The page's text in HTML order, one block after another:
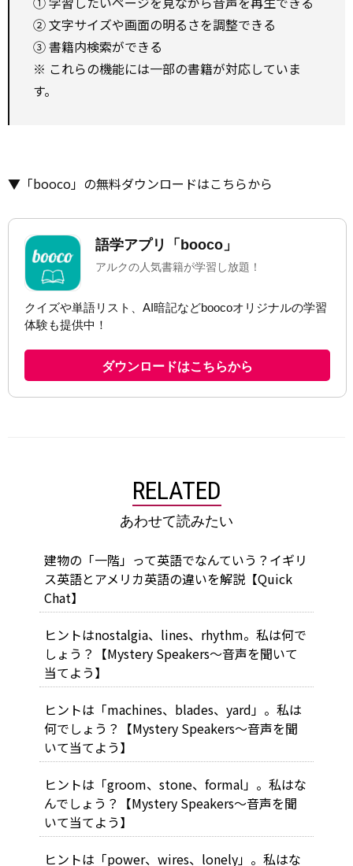
② 文字サイズや画面の明るさを調整できる
③ 書籍内検索ができる
※ これらの機能には一部の書籍が対応していま
す。
▼「booco」の無料ダウンロードはこちらから
RELATED
あわせて読みたい
建物の「一階」って英語でなんていう？イギリ
ス英語とアメリカ英語の違いを解説【Quick
Chat】
ヒントはnostalgia、lines、rhythm。私は何で
しょう？【Mystery Speakers～音声を聞いて
当てよう】
ヒントは「machines、blades、yard」。私は
何でしょう？【Mystery Speakers～音声を聞
いて当てよう】
ヒントは「groom、stone、formal」。私はな
んでしょう？【Mystery Speakers～音声を聞
いて当てよう】
ヒントは「power、wires、lonely」。私はな